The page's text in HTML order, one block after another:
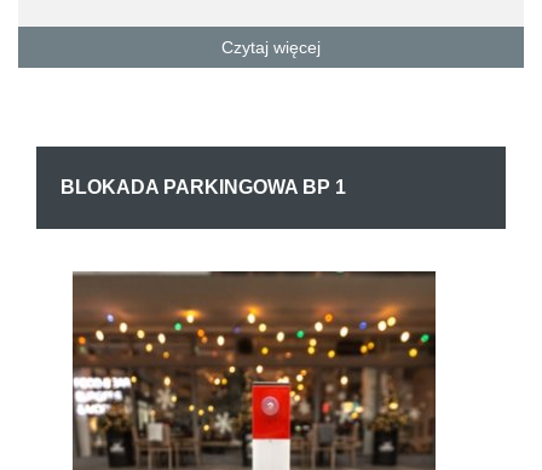
Czytaj więcej
BLOKADA PARKINGOWA BP 1